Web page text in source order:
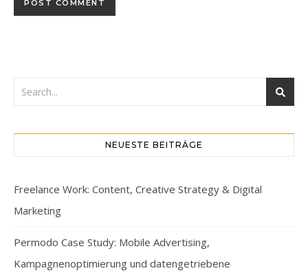
NEUESTE BEITRÄGE
Freelance Work: Content, Creative Strategy & Digital
Marketing
Permodo Case Study: Mobile Advertising,
Kampagnenoptimierung und datengetriebene